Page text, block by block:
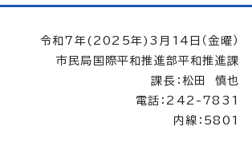
令和7年(2025年)3月14日（金曜）
市民局国際平和推進部平和推進課
課長：松田 慎也
電話：242-7831
内線：5801